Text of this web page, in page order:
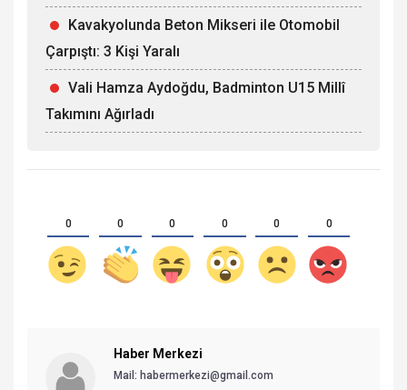
Kavakyolunda Beton Mikseri ile Otomobil
Çarpıştı: 3 Kişi Yaralı
Vali Hamza Aydoğdu, Badminton U15 Millî
Takımını Ağırladı
0 0 0 0 0 0
Haber Merkezi
Mail: habermerkezi@gmail.com